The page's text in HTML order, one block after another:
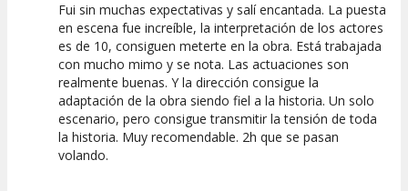
10
Calidad del
Espectáculo
10
Puesta en
Escena
10
Interpretación
artística
Fui sin muchas expectativas y salí encantada. La puesta
en escena fue increíble, la interpretación de los actores
es de 10, consiguen meterte en la obra. Está trabajada
con mucho mimo y se nota. Las actuaciones son
realmente buenas. Y la dirección consigue la
adaptación de la obra siendo fiel a la historia. Un solo
escenario, pero consigue transmitir la tensión de toda
la historia. Muy recomendable. 2h que se pasan
volando.